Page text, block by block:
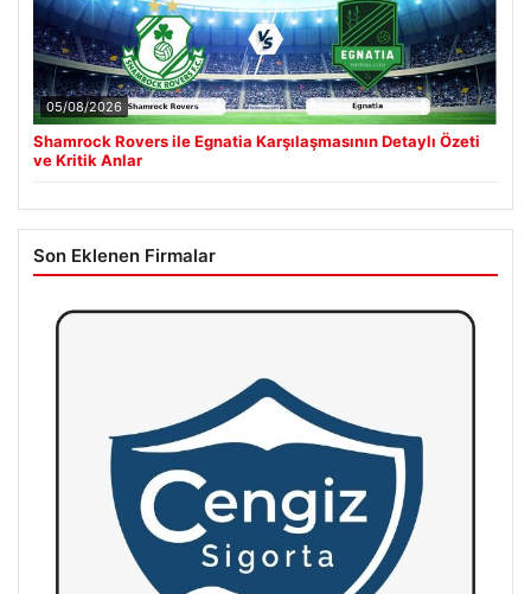
05/08/2026
Shamrock Rovers ile Egnatia Karşılaşmasının Detaylı Özeti
ve Kritik Anlar
Son Eklenen Firmalar